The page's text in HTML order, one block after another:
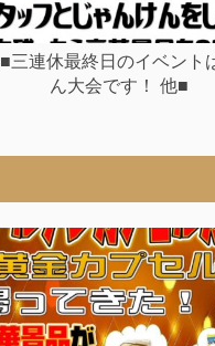
■三連休最終日のイベント
ん大会です！ 他■